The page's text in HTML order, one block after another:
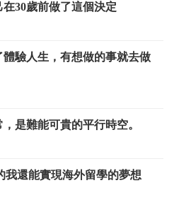
30歲前做了這個決定
驗人生，有想做的事就去做
是難能可貴的平行時空。
我還能實現海外留學的夢想